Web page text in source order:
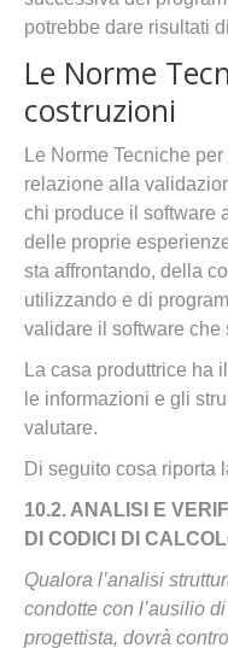
potrebbe dare risultati
Le Norme
costruzioni
Le Norme Tecniche
relazione alla
chi produce il software
delle proprie
sta affrontando, della
utilizzando e di
validare il software che
La casa produttrice ha
le informazioni e gli
valutare.
Di seguito cosa riporta
10.2. ANALISI E
DI CODICI DI
Qualora l’analisi
condotte con l’ausilio
progettista, dovrà